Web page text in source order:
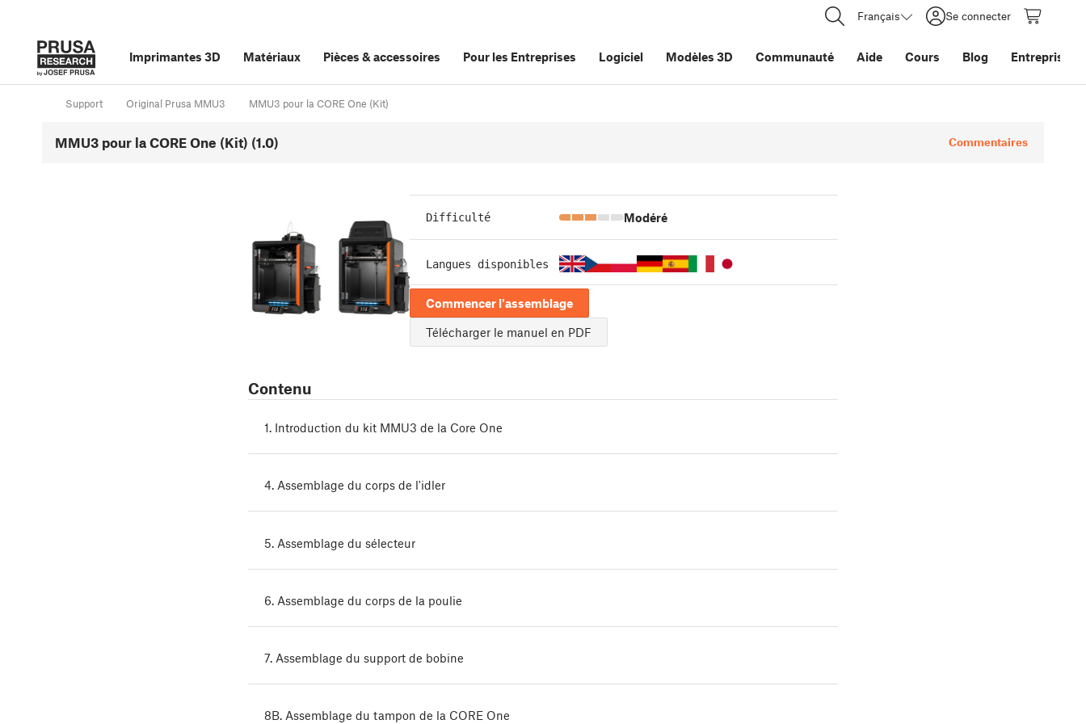
Français Se connecter
Imprimantes 3D Matériaux Pièces &accessoires Pour les Entreprises Logiciel Modèles 3D Communauté Aide Cours Blog Entreprise
Support Original Prusa MMU3 MMU3 pour la CORE One (Kit)
MMU3 pour la CORE One (Kit) (1.0) Commentaires
Difficulté Modéré
Langues disponibles
Commencer l'assemblage
Télécharger le manuel en PDF
Contenu
1. Introduction du kit MMU3 de la Core One
4. Assemblage du corps de l'idler
5. Assemblage du sélecteur
6. Assemblage du corps de la poulie
7. Assemblage du support de bobine
8B. Assemblage du tampon de la CORE One